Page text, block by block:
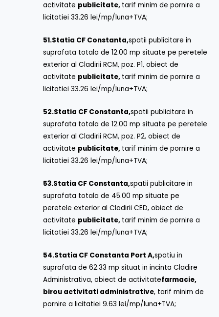
activitate publicitate, tarif minim de pornire a
licitatiei 33.26 lei/mp/luna+TVA;
51.Statia CF Constanta,spatii publicitare in
suprafata totala de 12.00 mp situate pe peretele
exterior al Cladirii RCM, poz. P1, obiect de
activitate publicitate, tarif minim de pornire a
licitatiei 33.26 lei/mp/luna+TVA;
52.Statia CF Constanta,spatii publicitare in
suprafata totala de 12.00 mp situate pe peretele
exterior al Cladirii RCM, poz. P2, obiect de
activitate publicitate, tarif minim de pornire a
licitatiei 33.26 lei/mp/luna+TVA;
53.Statia CF Constanta,spatii publicitare in
suprafata totala de 45.00 mp situate pe
peretele exterior al Cladirii CED, obiect de
activitate publicitate, tarif minim de pornire a
licitatiei 33.26 lei/mp/luna+TVA;
54.Statia CF Constanta Port A,spatiu in
suprafata de 62.33 mp situat in incinta Cladire
Administrativa, obiect de activitatefarmacie,
birou activitati administrative, tarif minim de
pornire a licitatiei 9.63 lei/mp/luna+TVA;